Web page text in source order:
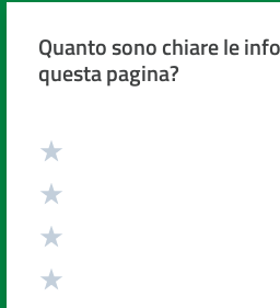
Quanto sono chiare le
questa pagina?